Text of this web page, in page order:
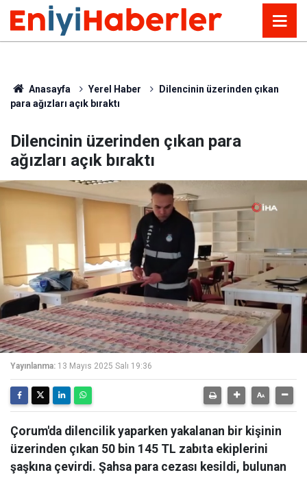
Anasayfa Yerel Haber
Dilencinin üzerinden çıkan
para ağızları açık bıraktı
Dilencinin üzerinden çıkan para
ağızları açık bıraktı
Yayınlanma: 13 Mayıs 2025 Salı 19:36
Çorum'da dilencilik yaparken yakalanan bir kişinin
üzerinden çıkan 50 bin 145 TL zabıta ekiplerini
şaşkına çevirdi. Şahsa para cezası kesildi, bulunan